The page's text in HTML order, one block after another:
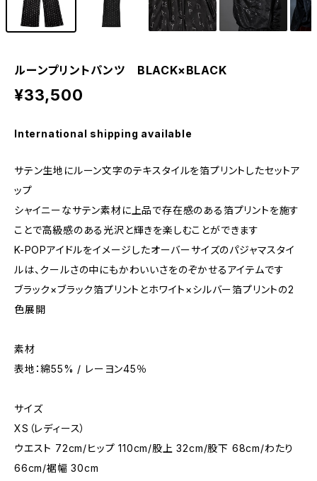
ルーンプリントパンツ BLACK×BLACK
¥33,500
International shipping available
サテン生地にルーン文字のテキスタイルを箔プリントしたセットア
ップ
シャイニーなサテン素材に上品で存在感のある箔プリントを施す
ことで高級感のある光沢と輝きを楽しむことができます
K-POPアイドルをイメージしたオーバーサイズのパジャマスタイ
ルは、クールさの中にもかわいいさをのぞかせるアイテムです
ブラック×ブラック箔プリントとホワイト×シルバー箔プリントの2
色展開
素材
表地：綿55% / レーヨン45％
サイズ
XS（レディース）
ウエスト 72cm/ヒップ 110cm/股上 32cm/股下 68cm/わたり
66cm/裾幅 30cm